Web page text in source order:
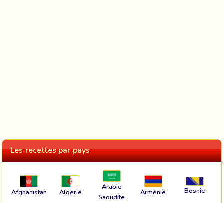
Les recettes par pays
Afghanistan Algérie
Arabie
Saoudite
Arménie Bosnie